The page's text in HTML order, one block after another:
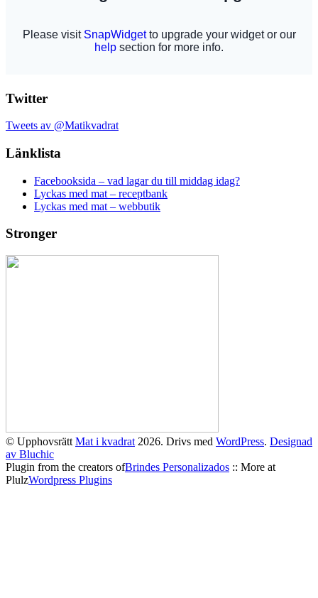
Twitter
Tweets av @Matikvadrat
Länklista
Facebooksida – vad lagar du till middag idag?
Lyckas med mat – receptbank
Lyckas med mat – webbutik
Stronger
© Upphovsrätt Mat i kvadrat 2026. Drivs med WordPress. Designad
av Bluchic
Plugin from the creators ofBrindes Personalizados :: More at
PlulzWordpress Plugins